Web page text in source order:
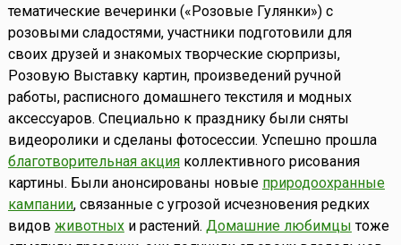
тематические вечеринки («Розовые Гулянки») с
розовыми сладостями, участники подготовили для
своих друзей и знакомых творческие сюрпризы,
Розовую Выставку картин, произведений ручной
работы, расписного домашнего текстиля и модных
аксессуаров. Специально к празднику были сняты
видеоролики и сделаны фотосессии. Успешно прошла
благотворительная акцияколлективного рисования
картины. Были анонсированы новые природоохранные
кампании, связанные с угрозой исчезновения редких
видов животныхи растений. Домашние любимцы тоже